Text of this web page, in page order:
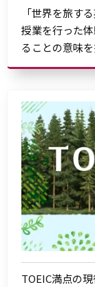
「世界を旅す
授業を行った
ることの意味を
TOEIC満点の